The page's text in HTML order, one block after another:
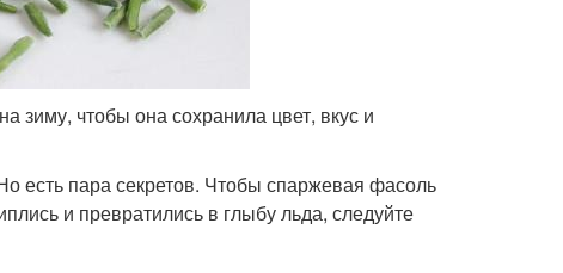
Салат на зиму
зиму, чтобы она сохранила цвет, вкус и
есть пара секретов. Чтобы спаржевая фасоль
и превратились в глыбу льда, следуйте